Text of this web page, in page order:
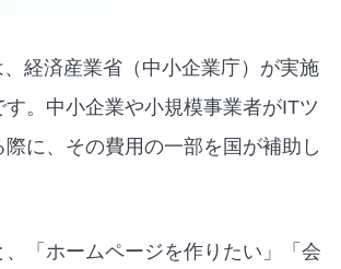
経済産業省（中小企業庁）が実施
す。中小企業や小規模事業者がITツ
に、その費用の一部を国が補助し
、「ホームページを作りたい」「会